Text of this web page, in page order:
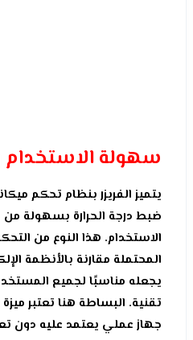
سهولة الاستخدام
يتميز الفريزر بنظام تحكم
ضبط درجة الحرارة بسهولة
الاستخدام. هذا النوع من
المحتملة مقارنة بالأنظمة
يجعله مناسبًا لجميع
تقنية. البساطة هنا تعتبر
جهاز عملي يعتمد عليه دون